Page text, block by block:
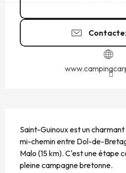
Saint-Guinoux est un
mi-chemin entre Dol-de-
Malo (15 km). C'est une étape
pleine campagne bretonne.